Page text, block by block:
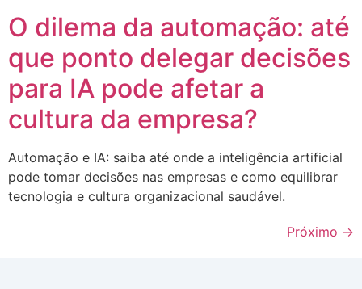
O dilema da automação: até
que ponto delegar decisões
para IA pode afetar a
cultura da empresa?
Automação e IA: saiba até onde a inteligência artificial
pode tomar decisões nas empresas e como equilibrar
tecnologia e cultura organizacional saudável.
Próximo →